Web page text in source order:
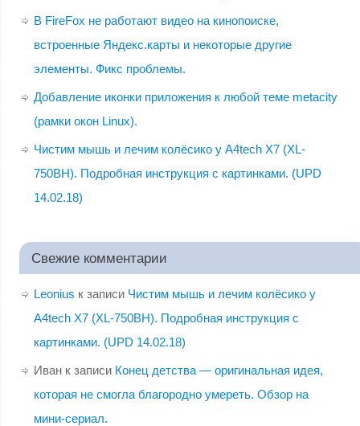
В FireFox не работают видео на кинопоиске,
встроенные Яндекс.карты и некоторые другие
элементы. Фикс проблемы.
Добавление иконки приложения к любой теме metacity
(рамки окон Linux).
Чистим мышь и лечим колёсико у A4tech X7 (XL-
750BH). Подробная инструкция с картинками. (UPD
14.02.18)
Свежие комментарии
Leonius к записи Чистим мышь и лечим колёсико у
A4tech X7 (XL-750BH). Подробная инструкция с
картинками. (UPD 14.02.18)
Иванк записи Конец детства — оригинальная идея,
которая не смогла благородно умереть. Обзор на
мини-сериал.